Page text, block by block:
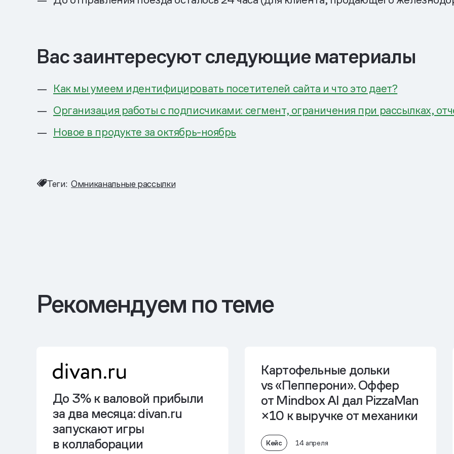
Вас заинтересуют следующие материалы
Как мы умеем идентифицировать посетителей сайта и что это дает?
Организация работы с подписчиками: сегмент, ограничения при рассылках,
Новое в продукте за октябрь-ноябрь
Теги: Омниканальные рассылки
Рекомендуем по теме
До 3% к валовой прибыли
за два месяца: divan.ru
запускают игры
в коллаборации
Картофельные дольки
vs «Пепперони». Оффер
от Mindbox AI дал PizzaMan
×10 к выручке от механики
Кейс 14 апреля